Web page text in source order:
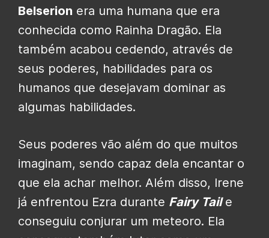
Belserion era uma humana que era
conhecida como Rainha Dragão. Ela
também acabou cedendo, através de
seus poderes, habilidades para os
humanos que desejavam dominar as
algumas habilidades.
Seus poderes vão além do que muitos
imaginam, sendo capaz dela encantar o
que ela achar melhor. Além disso, Irene
já enfrentou Ezra durante Fairy Taile
conseguiu conjurar um meteoro. Ela